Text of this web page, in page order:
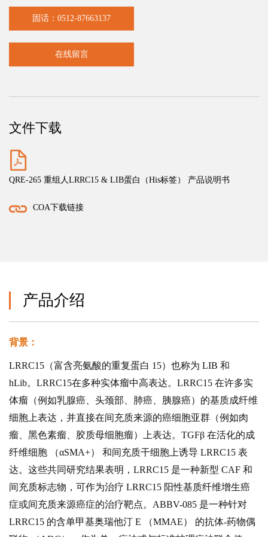
固话：0512-87663137
在线留言
文件下载
QRE-265 重组人LRRC15 & LIB蛋白（His标签） 产品说明书
COA下载链接
产品介绍
背景：
LRRC15（富含亮氨酸的重复蛋白 15）也称为 LIB 和
hLib。LRRC15在多种实体瘤中高表达。LRRC15 在许多实
体瘤（例如乳腺癌、头颈部、肺癌、胰腺癌）的基质成纤维
细胞上表达，并直接在间充质来源的癌细胞亚群（例如肉
瘤、黑色素瘤、胶质母细胞瘤）上表达。TGFβ 在活化的成
纤维细胞 （αSMA+） 和间充质干细胞上诱导 LRRC15 表
达。这些共同研究结果表明，LRRC15 是一种新型 CAF 和
间充质标志物，可作为治疗 LRRC15 阳性基质纤维增生癌
症或间充质来源癌症的治疗靶点。ABBV-085 是一种针对
LRRC15 的含单甲基奥瑞他汀 E （MMAE） 的抗体-药物偶